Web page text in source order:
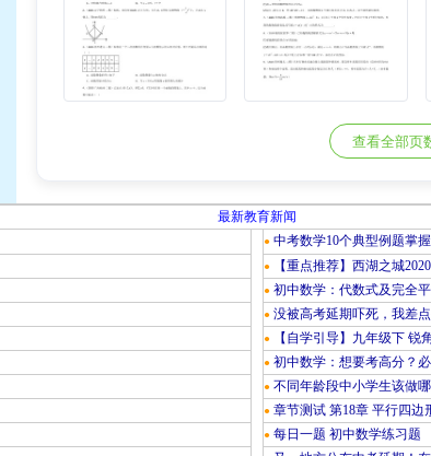
查看全部页
最新教育新闻
● 中考数学10个典型例题掌
● 【重点推荐】西湖之城
● 初中数学：代数式及完全
● 没被高考延期吓死，我差
● 【自学引导】九年级下
● 初中数学：想要考高分？
● 不同年龄段中小学生该做
● 章节测试 第18章 平行四边
● 每日一题 初中数学练习题